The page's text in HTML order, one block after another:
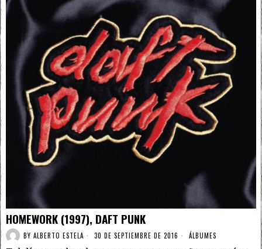
HOMEWORK (1997), DAFT PUNK
BY ALBERTO ESTELA 30 DE SEPTIEMBRE DE 2016 ÁLBUMES